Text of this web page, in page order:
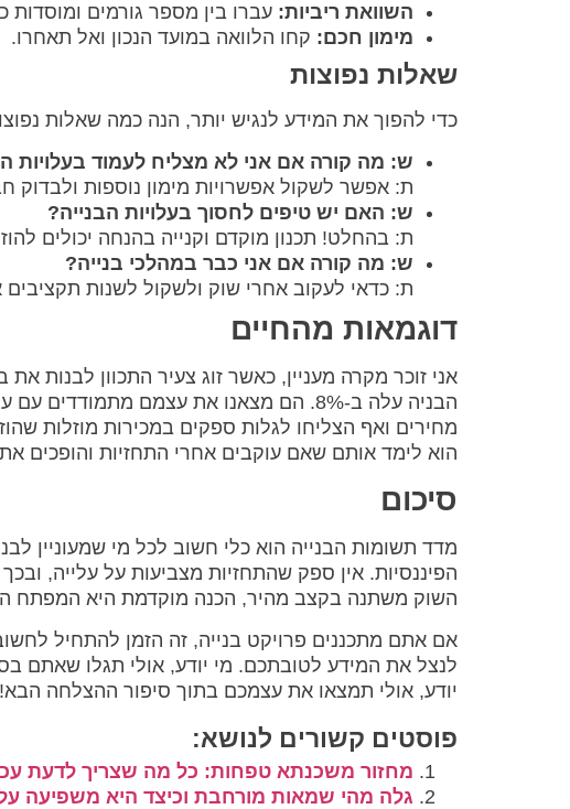
השוואת ריביות: עברו בין מספר גורמים
מימון חכם: קחו הלוואה במועד הנכון ואל תאחרו.
שאלות נפוצות
כדי להפוך את המידע לנגיש יותר, הנה כמה שאלות
ש: מה קורה אם אני לא מצליח לעמוד בעלויות
ת: אפשר לשקול אפשרויות מימון נוספות ולבדוק
ש: האם יש טיפים לחסוך בעלויות הבנייה?
ת: בהחלט! תכנון מוקדם וקנייה בהנחה יכולים
ש: מה קורה אם אני כבר במהלכי בנייה?
ת: כדאי לעקוב אחרי שוק ולשקול לשנות
דוגמאות מהחיים
אני זוכר מקרה מעניין, כאשר זוג צעיר התכוון
הבניה עלה ב-8%. הם מצאנו את עצמם
מחירים ואף הצליחו לגלות ספקים במכירות מוזלות
הוא לימד אותם שאם עוקבים אחרי התחזיות והופכים
סיכום
מדד תשומות הבנייה הוא כלי חשוב לכל מי שמעוניין
הפיננסיות. אין ספק שהתחזיות מצביעות על עלייה,
השוק משתנה בקצב מהיר, הכנה מוקדמת היא המפתח
אם אתם מתכננים פרויקט בנייה, זה הזמן להתחיל
לנצל את המידע לטובתכם. מי יודע, אולי תגלו שאתם
יודע, אולי תמצאו את עצמכם בתוך סיפור ההצלחה הבא!
פוסטים קשורים לנושא:
מחזור משכנתא טפחות: כל מה שצריך לדעת
גלה מהי שמאות מורחבת וכיצד היא משפיעה